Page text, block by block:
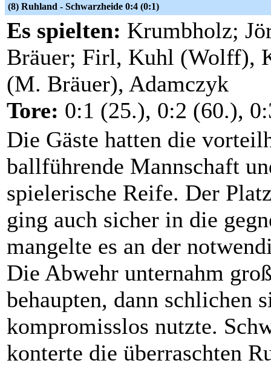
(8) Ruhland - Schwarzheide 0:4 (0:1)
Es spielten: Krumbholz;
Bräuer; Firl, Kuhl (Wolff),
(M. Bräuer), Adamczyk
Tore: 0:1 (25.), 0:2 (60.),
Die Gäste hatten die
ballführende Mannschaft
spielerische Reife. Der
ging auch sicher in die
mangelte es an der
Die Abwehr unternahm
behaupten, dann schlichen
kompromisslos nutzte.
konterte die überraschten